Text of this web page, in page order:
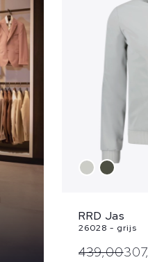
RRD Jas
26028 - grijs
439,00307,